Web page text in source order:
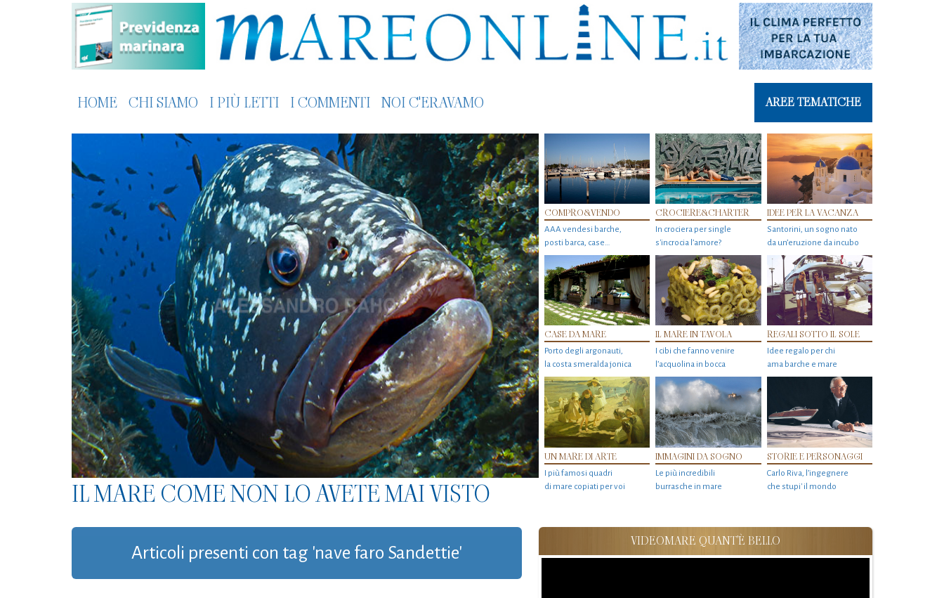
HOME CHI SIAMO I PIÙ LETTI I COMMENTI NOI C'ERAVAMO AREE TEMATICHE
IL MARE COME NON LO AVETE MAI VISTO
COMPRO&VENDO
AAA vendesi barche,
posti barca, case…
CROCIERE&CHARTER
In crociera per single
s'incrocia l’amore?
IDEE PER LA VACANZA
Santorini, un sogno nato
da un’eruzione da incubo
CASE DA MARE
Porto degli argonauti,
la costa smeralda jonica
IL MARE IN TAVOLA
I cibi che fanno venire
l’acquolina in bocca
REGALI SOTTO IL SOLE
Idee regalo per chi
ama barche e mare
UN MARE DI ARTE
I più famosi quadri
di mare copiati per voi
IMMAGINI DA SOGNO
Le più incredibili
burrasche in mare
STORIE E PERSONAGGI
Carlo Riva, l’ingegnere
che stupi' il mondo
Articoli presenti con tag 'nave faro Sandettie'
VIDEOMARE QUANT'È BELLO